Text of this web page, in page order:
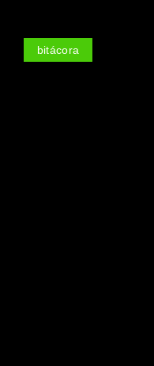
bitácora